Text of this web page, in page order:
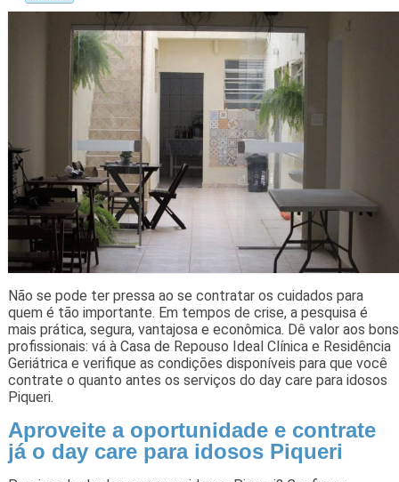
Não se pode ter pressa ao se contratar os cuidados para
quem é tão importante. Em tempos de crise, a pesquisa é
mais prática, segura, vantajosa e econômica. Dê valor aos bons
profissionais: vá à Casa de Repouso Ideal Clínica e Residência
Geriátrica e verifique as condições disponíveis para que você
contrate o quanto antes os serviços do day care para idosos
Piqueri.
Aproveite a oportunidade e contrate
já o day care para idosos Piqueri